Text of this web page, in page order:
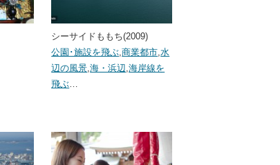
シーサイドももち(2009)
公園･施設を飛ぶ ,商業都市 ,水
辺の風景 ,海・浜辺 ,海岸線を
飛ぶ